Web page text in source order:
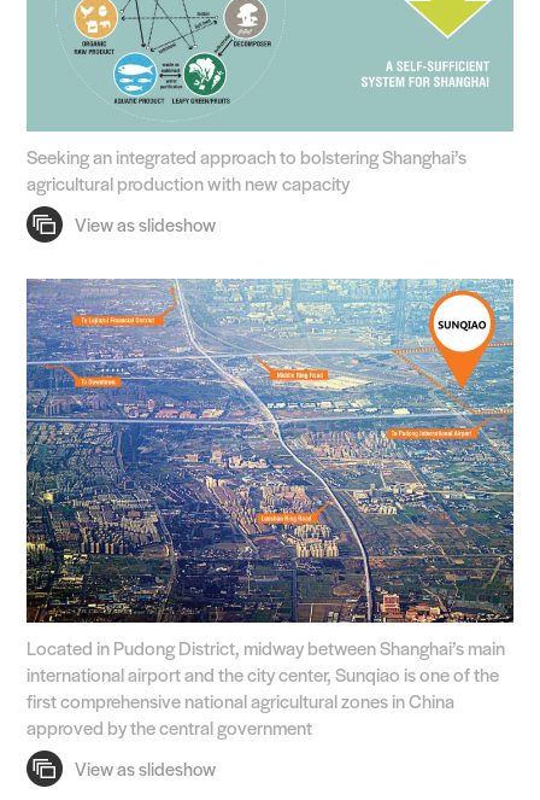
Seeking an integrated approach to bolstering Shanghai’s
agricultural production with new capacity
Located in Pudong District, midway between Shanghai’s main
international airport and the city center, Sunqiao is one of the
first comprehensive national agricultural zones in China
approved by the central government